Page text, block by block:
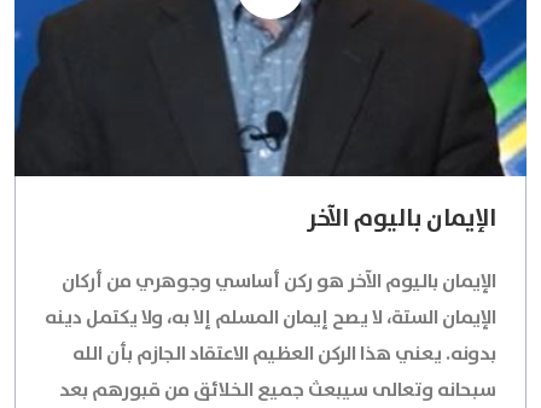
الإيمان باليوم الآخر
الإيمان باليوم الآخر هو ركن أساسي وجوهري من أركان
الإيمان الستة، لا يصح إيمان المسلم إلا به، ولا يكتمل دينه
بدونه. يعني هذا الركن العظيم الاعتقاد الجازم بأن الله
سبحانه وتعالى سيبعث جميع الخلائق من قبورهم بعد